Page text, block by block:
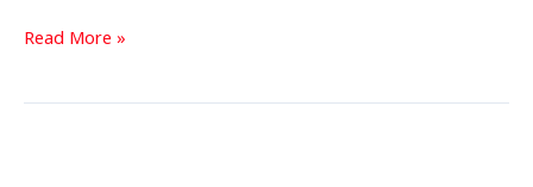
Read More »